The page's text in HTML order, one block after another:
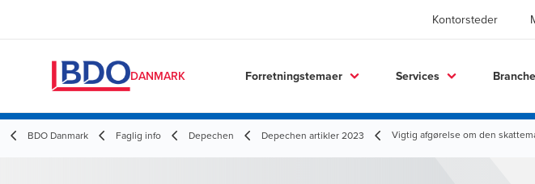
Kontorsteder
DANMARK Forretningstemaer Services
BDO Danmark Faglig info Depechen Depechen artikler 2023 Vigtig afgørelse om den